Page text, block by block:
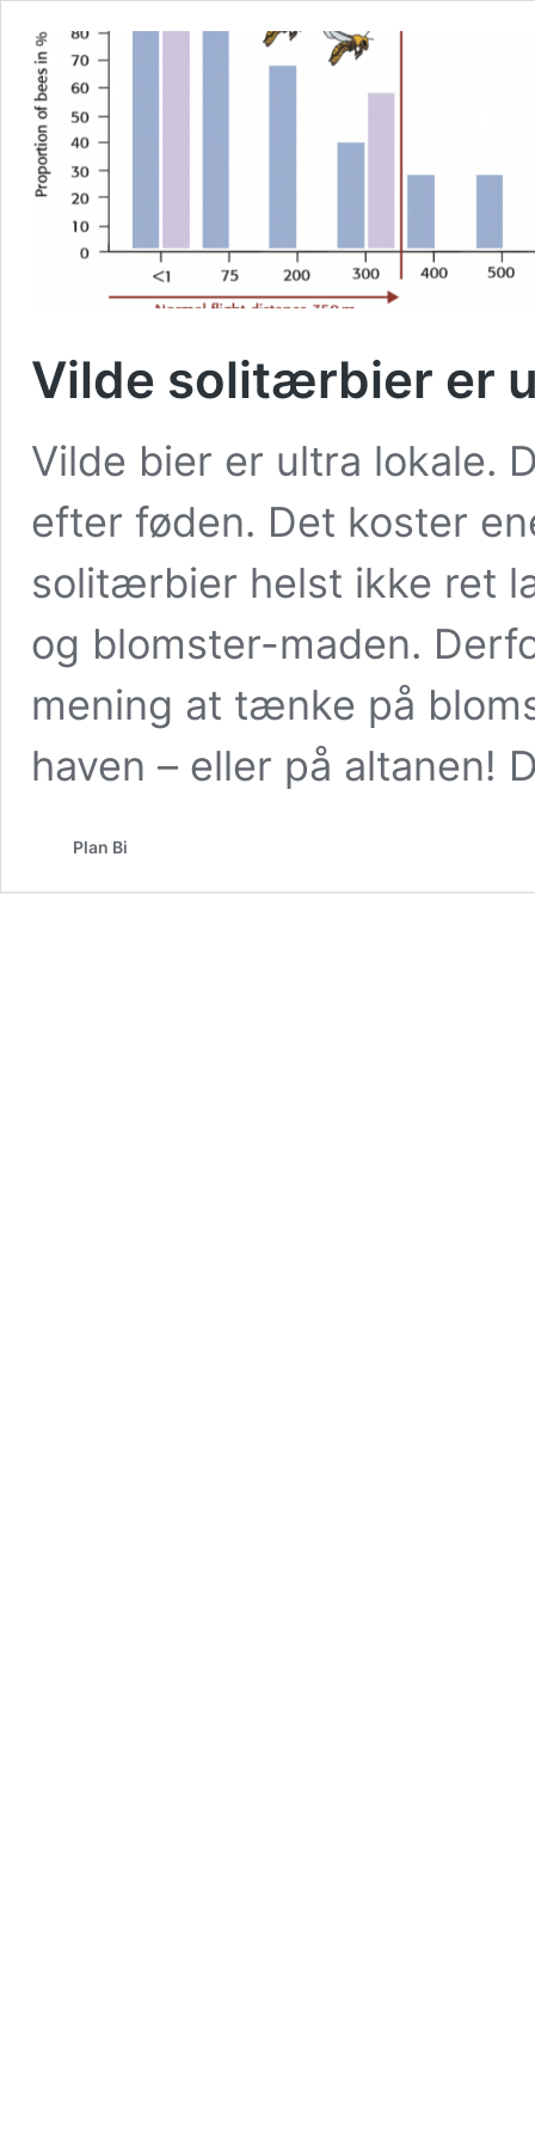
Vilde solitærbier er
Vilde bier er ultra lokale.
efter føden. Det koster
solitærbier helst ikke ret
og blomster-maden.
mening at tænke på
haven – eller på altanen!
Plan Bi